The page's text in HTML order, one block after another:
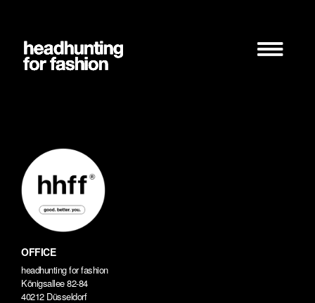
springen
OFFICE
headhunting for fashion
Königsallee 82-84
40212 Düsseldorf